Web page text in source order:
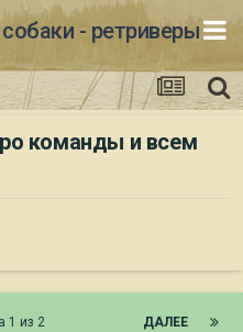
- ретриверы
команды и всем
ДАЛЕЕ
1 из 2